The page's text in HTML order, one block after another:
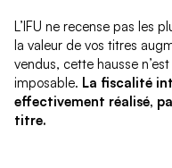
L’IFU ne recense pas les
la valeur de vos titres
vendus, cette hausse
imposable. La fiscalité
effectivement réalisé,
titre.